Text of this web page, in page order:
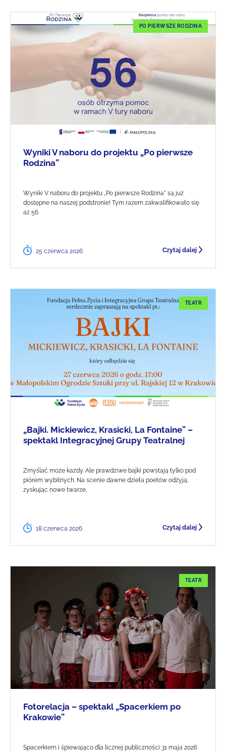
PO PIERWSZE RODZINA
Wyniki V naboru do projektu „Po pierwsze
Rodzina”
Wyniki V naboru do projektu „Po pierwsze Rodzina" są już
dostępne na naszej podstronie! Tym razem zakwalifikowało się
aż 56
25 czerwca 2026 Czytaj dalej
TEATR
„Bajki. Mickiewicz, Krasicki, La Fontaine” –
spektakl Integracyjnej Grupy Teatralnej
Zmyślać może każdy. Ale prawdziwe bajki powstają tylko pod
piórem wybitnych. Na scenie dawne dzieła poetów odżyją,
zyskując nowe twarze,
18 czerwca 2026 Czytaj dalej
TEATR
Fotorelacja – spektakl „Spacerkiem po
Krakowie”
Spacerkiem i śpiewająco dla licznej publiczności 31 maja 2026